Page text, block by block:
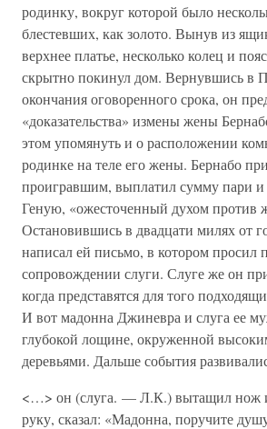
родинку, вокруг которой было
блестевших, как золото. Вынув из
верхнее платье, несколько колец и
скрытно покинул дом. Вернувшись в
окончания оговоренного срока, он
«доказательства» измены жены
этом упомянуть и о расположении
родинке на теле его жены. Бернабо
проигравшим, выплатил сумму пари и
Геную, «ожесточенный духом против
Остановившись в двадцати милях от
написал ей письмо, в котором просил
сопровождении слуги. Слуге же он
когда представятся для того
И вот мадонна Джиневра и слуга ее
глубокой лощине, окруженной
деревьями. Дальше события
<…> он (слуга. — Л.К.) вытащил нож
руку, сказал: «Мадонна, поручите